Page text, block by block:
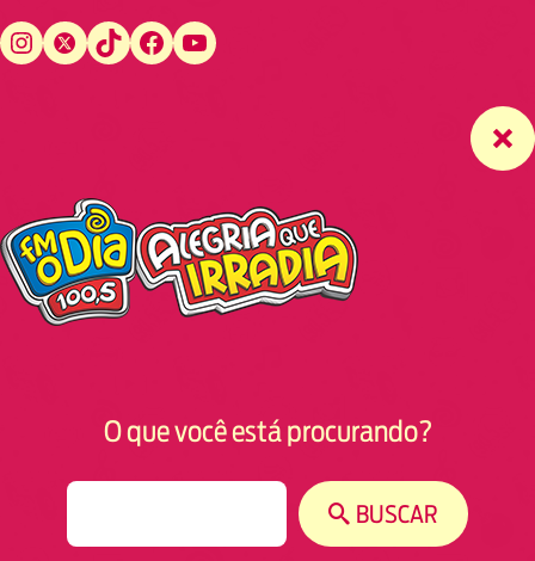
Instagram Twitter TikTok Facebook YouTube
O que você está procurando?
BUSCAR